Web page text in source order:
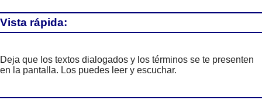
Vista rápida:
Deja que los textos dialogados y los términos se te presenten
en la pantalla. Los puedes leer y escuchar.